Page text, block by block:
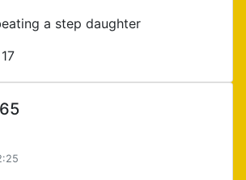
a step daughter